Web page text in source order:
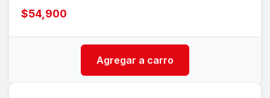
$54,900
Agregar a carro